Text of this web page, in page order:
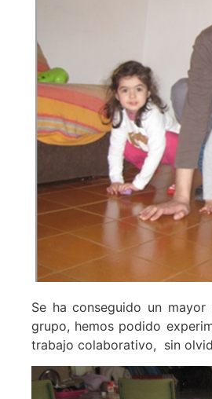
Se ha conseguido un
grupo, hemos podido
trabajo colaborativo, sin